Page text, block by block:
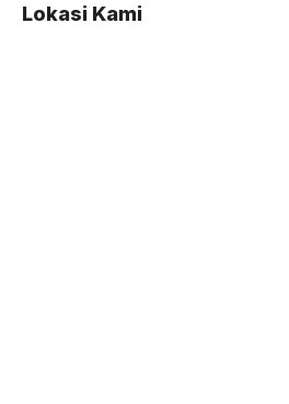
Lokasi Kami